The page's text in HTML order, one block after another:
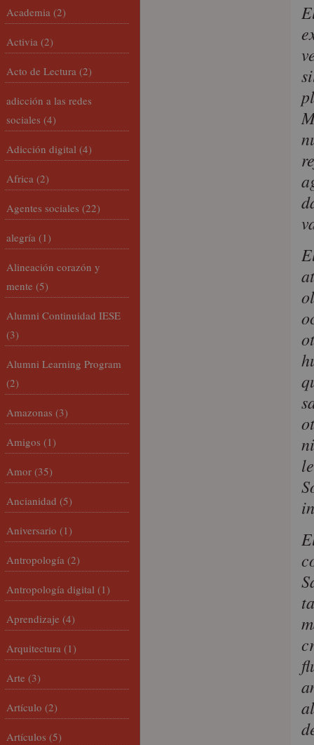
Academia (2)
Activia (2)
Acto de Lectura (2)
adicción a las redes
sociales (4)
Adicción digital (4)
Africa (2)
Agentes sociales (22)
alegría (1)
Alineación corazón y
mente (5)
Alumni Continuidad IESE
(3)
Alumni Learning Program
(2)
Amazonas (3)
Amigos (1)
Amor (35)
Ancianidad (5)
Aniversario (1)
Antropología (2)
Antropología digital (1)
Aprendizaje (4)
Arquitectura (1)
Arte (3)
Artículo (2)
Artículos (5)